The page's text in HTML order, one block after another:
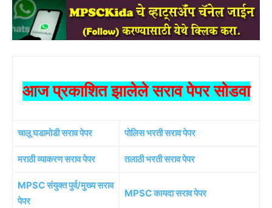
आज प्रकाशित झालेले सराव पेपर सोडवा
चालू घडामोडी सराव पेपर पोलिस भरती सराव पेपर
मराठी व्याकरण सराव पेपर तलाठी भरती सराव पेपर
MPSC संयुक्त पुर्व/मुख्य सराव
पेपर
MPSC कायदा सराव पेपर